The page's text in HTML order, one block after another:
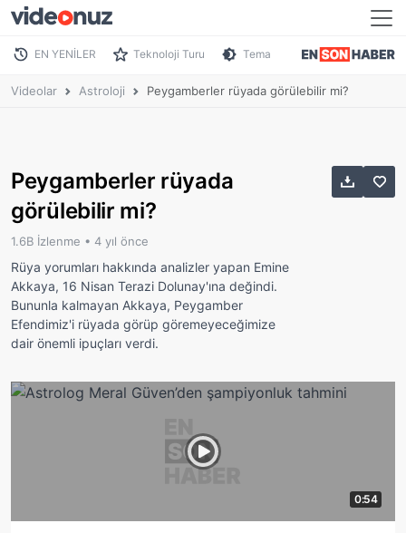
EN YENİLER Teknoloji Turu Tema
Videolar Astroloji Peygamberler rüyada görülebilir mi?
Peygamberler rüyada
görülebilir mi?
1.6B İzlenme • 4 yıl önce
Rüya yorumları hakkında analizler yapan Emine
Akkaya, 16 Nisan Terazi Dolunay'ına değindi.
Bununla kalmayan Akkaya, Peygamber
Efendimiz'i rüyada görüp göremeyeceğimize
dair önemli ipuçları verdi.
0:54